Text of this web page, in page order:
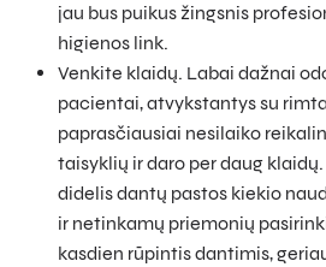
jau bus puikus žingsnis
higienos link.
Venkite klaidų. Labai dažnai
pacientai, atvykstantys su
paprasčiausiai nesilaiko
taisyklių ir daro per daug
didelis dantų pastos kiekio
ir netinkamų priemonių
kasdien rūpintis dantimis,